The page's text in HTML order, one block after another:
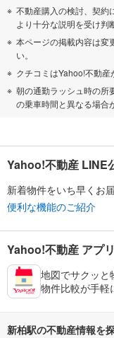
不動産購入の検討、契約
より十分な説明を受け判
本ページの掲載内容は変
い。
クチコミはYahoo!不動産
朝の通勤ラッシュ時の所
の乗車時間と異なる場合
Yahoo!不動産 LINE
新着物件をいち早くお
便利な機能のご紹介
Yahoo!不動産 アプリ
地図でサクッと
物件比較が手軽
新柏駅の不動産情報を